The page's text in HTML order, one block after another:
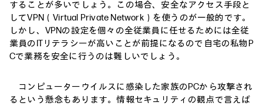
することが多いでしょう。この場合、安全なアクセス手段と
してVPN（Virtual Private Network）を使うのが一般的です。
しかし、VPNの設定を個々の全従業員に任せるためには全従
業員のITリテラシーが高いことが前提になるので自宅の私物P
Cで業務を安全に行うのは難しいでしょう。
コンピューターウイルスに感染した家族のPCから攻撃され
るという懸念もあります。情報セキュリティの観点で言えば